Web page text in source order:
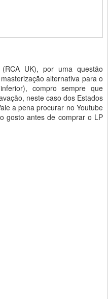
UK), por uma questão
alternativa para o
compro sempre que
neste caso dos Estados
a pena procurar no Youtube
gosto antes de comprar o LP